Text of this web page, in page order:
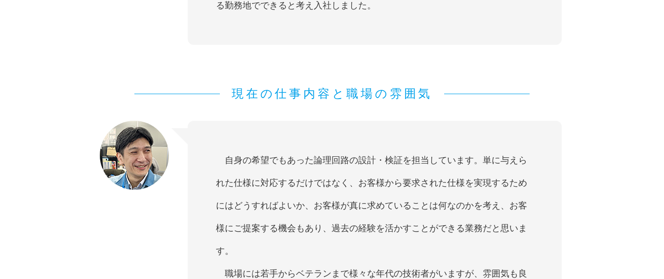
る勤務地でできると考え入社しました。
現在の仕事内容と職場の雰囲気
自身の希望でもあった論理回路の設計・検証を担当しています。単に与えら
れた仕様に対応するだけではなく、お客様から要求された仕様を実現するため
にはどうすればよいか、お客様が真に求めていることは何なのかを考え、お客
様にご提案する機会もあり、過去の経験を活かすことができる業務だと思いま
す。
職場には若手からベテランまで様々な年代の技術者がいますが、雰囲気も良